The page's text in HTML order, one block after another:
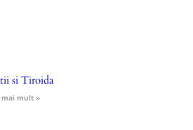
si Tiroida
mai mult »